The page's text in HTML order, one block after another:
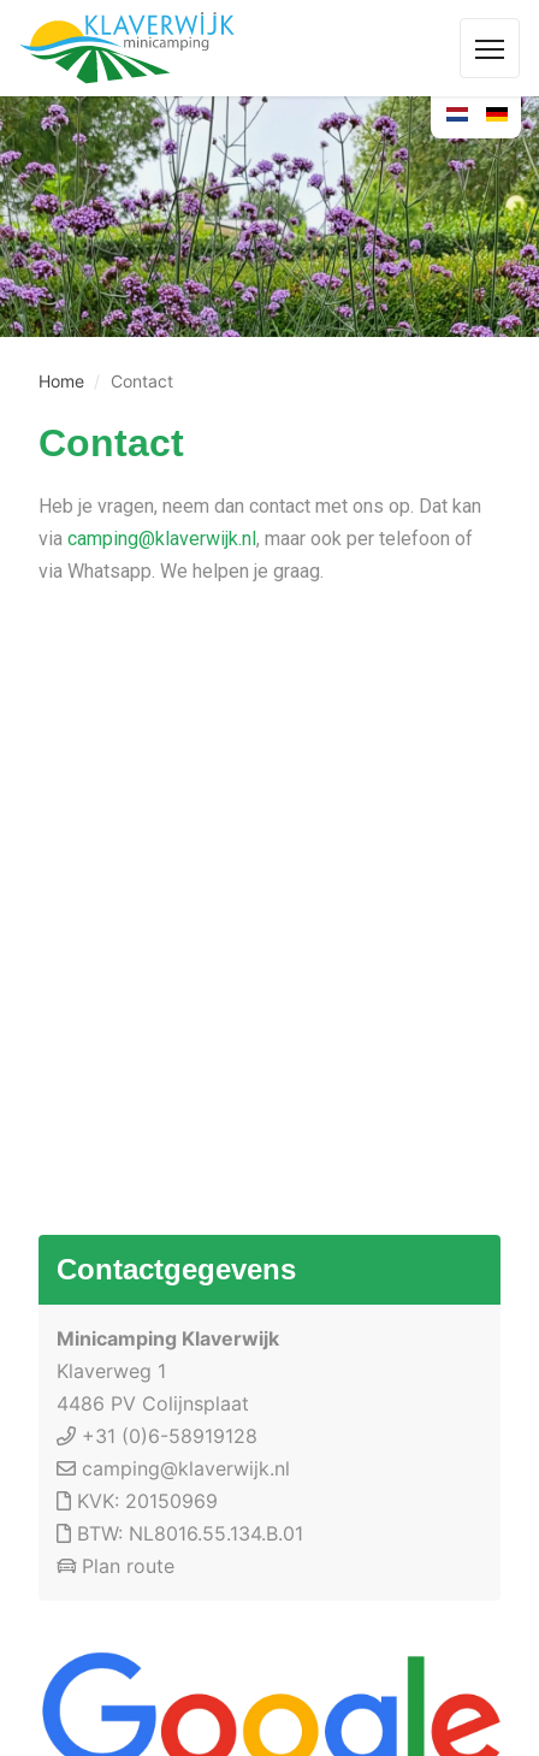
Home Contact
Contact
Heb je vragen, neem dan contact met ons op. Dat kan
via camping@klaverwijk.nl, maar ook per telefoon of
via Whatsapp. We helpen je graag.
Contactgegevens
Minicamping Klaverwijk
Klaverweg 1
4486 PV Colijnsplaat
+31 (0)6-58919128
camping@klaverwijk.nl
KVK: 20150969
BTW: NL8016.55.134.B.01
Plan route